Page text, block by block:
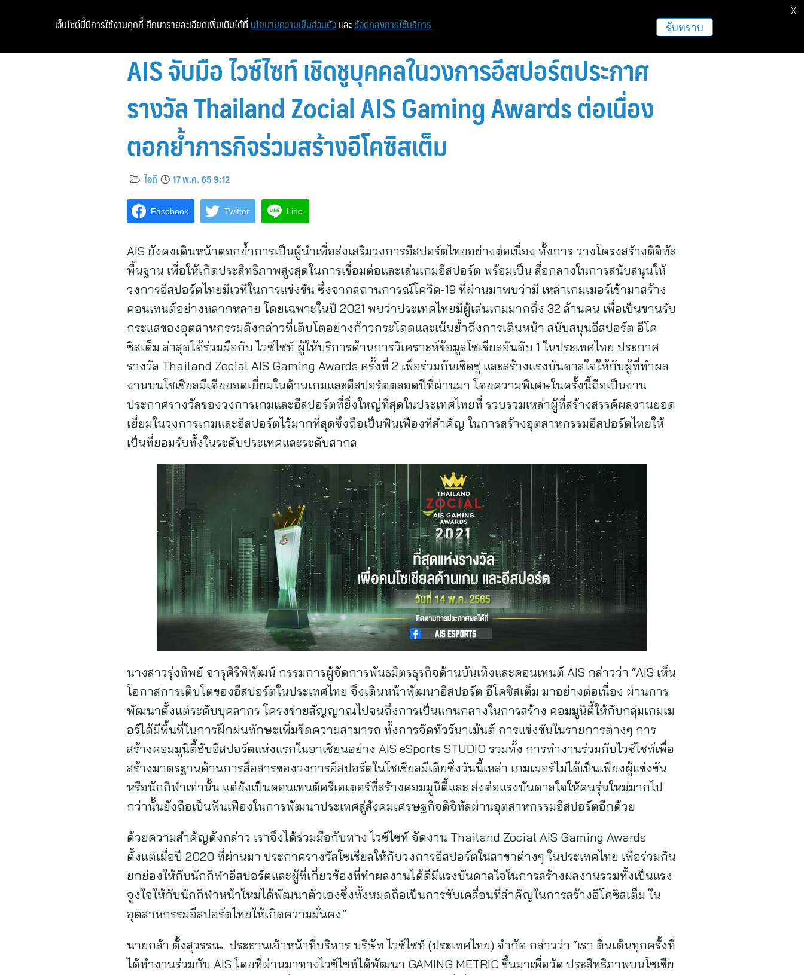
หน้าแรก ท่องเที่ยว ฝากข่าวประชาสัมพันธ์
AIS จับมือ ไวซ์ไซท์ เชิดชูบุคคลในวงการอีสปอร์ตประกาศ
รางวัล Thailand Zocial AIS Gaming Awards ต่อเนื่อง
ตอกย้ำภารกิจร่วมสร้างอีโคซิสเต็ม
ไอที 17 พ.ค. 65 9:12
Facebook Twitter Line
AIS ยังคงเดินหน้าตอกย้ำการเป็นผู้นำเพื่อส่งเสริมวงการอีสปอร์ตไทยอย่างต่อเนื่อง ทั้งการ วางโครงสร้างดิจิทัล
พื้นฐาน เพื่อให้เกิดประสิทธิภาพสูงสุดในการเชื่อมต่อและเล่นเกมอีสปอร์ต พร้อมเป็น สื่อกลางในการสนับสนุนให้
วงการอีสปอร์ตไทยมีเวทีในการแข่งขัน ซึ่งจากสถานการณ์โควิด-19 ที่ผ่านมาพบว่ามี เหล่าเกมเมอร์เข้ามาสร้าง
คอนเทนต์อย่างหลากหลาย โดยเฉพาะในปี 2021 พบว่าประเทศไทยมีผู้เล่นเกมมากถึง 32 ล้านคน เพื่อเป็นขานรับ
กระแสของอุตสาหกรรมดังกล่าวที่เติบโตอย่างก้าวกระโดดและเน้นย้ำถึงการเดินหน้า สนับสนุนอีสปอร์ต อีโค
ซิสเต็ม ล่าสุดได้ร่วมมือกับ ไวซ์ไซท์ ผู้ให้บริการด้านการวิเคราะห์ข้อมูลโซเชียลอันดับ 1 ในประเทศไทย ประกาศ
รางวัล Thailand Zocial AIS Gaming Awards ครั้งที่ 2 เพื่อร่วมกันเชิดชู และสร้างแรงบันดาลใจให้กับผู้ที่ทำผล
งานบนโซเชียลมีเดียยอดเยี่ยมในด้านเกมและอีสปอร์ตตลอดปีที่ผ่านมา โดยความพิเศษในครั้งนี้ถือเป็นงาน
ประกาศรางวัลของวงการเกมและอีสปอร์ตที่ยิ่งใหญ่ที่สุดในประเทศไทยที่ รวบรวมเหล่าผู้ที่สร้างสรรค์ผลงานยอด
เยี่ยมในวงการเกมและอีสปอร์ตไว้มากที่สุดซึ่งถือเป็นฟันเฟืองที่สำคัญ ในการสร้างอุตสาหกรรมอีสปอร์ตไทยให้
เป็นที่ยอมรับทั้งในระดับประเทศและระดับสากล
นางสาวรุ่งทิพย์ จารุศิริพิพัฒน์ กรรมการผู้จัดการพันธมิตรธุรกิจด้านบันเทิงและคอนเทนต์ AIS กล่าวว่า “AIS เห็น
โอกาสการเติบโตของอีสปอร์ตในประเทศไทย จึงเดินหน้าพัฒนาอีสปอร์ต อีโคซิสเต็ม มาอย่างต่อเนื่อง ผ่านการ
พัฒนาตั้งแต่ระดับบุคลากร โครงข่ายสัญญาณไปจนถึงการเป็นแกนกลางในการสร้าง คอมมูนิตี้ให้กับกลุ่มเกมเม
อร์ได้มีพื้นที่ในการฝึกฝนทักษะเพิ่มขีดความสามารถ ทั้งการจัดทัวร์นาเม้นต์ การแข่งขันในรายการต่างๆ การ
สร้างคอมมูนิตี้ฮับอีสปอร์ตแห่งแรกในอาเซียนอย่าง AIS eSports STUDIO รวมทั้ง การทำงานร่วมกับไวซ์ไซท์เพื่อ
สร้างมาตรฐานด้านการสื่อสารของวงการอีสปอร์ตในโซเชียลมีเดียซึ่งวันนี้เหล่า เกมเมอร์ไม่ได้เป็นเพียงผู้แข่งขัน
หรือนักกีฬาเท่านั้น แต่ยังเป็นคอนเทนต์ครีเอเตอร์ที่สร้างคอมมูนิตี้และ ส่งต่อแรงบันดาลใจให้คนรุ่นใหม่มากไป
กว่านั้นยังถือเป็นฟันเฟืองในการพัฒนาประเทศสู่สังคมเศรษฐกิจดิจิทัลผ่านอุตสาหกรรมอีสปอร์ตอีกด้วย
ด้วยความสำคัญดังกล่าว เราจึงได้ร่วมมือกับทาง ไวซ์ไซท์ จัดงาน Thailand Zocial AIS Gaming Awards
ตั้งแต่เมื่อปี 2020 ที่ผ่านมา ประกาศรางวัลโซเชียลให้กับวงการอีสปอร์ตในสาขาต่างๆ ในประเทศไทย เพื่อร่วมกัน
ยกย่องให้กับนักกีฬาอีสปอร์ตและผู้ที่เกี่ยวข้องที่ทำผลงานได้ดีมีแรงบันดาลใจในการสร้างผลงานรวมทั้งเป็นแรง
จูงใจให้กับนักกีฬาหน้าใหม่ได้พัฒนาตัวเองซึ่งทั้งหมดถือเป็นการขับเคลื่อนที่สำคัญในการสร้างอีโคซิสเต็ม ใน
อุตสาหกรรมอีสปอร์ตไทยให้เกิดความมั่นคง”
นายกล้า ตั้งสุวรรณ ประธานเจ้าหน้าที่บริหาร บริษัท ไวซ์ไซท์ (ประเทศไทย) จำกัด กล่าวว่า “เรา ตื่นเต้นทุกครั้งที่
ได้ทำงานร่วมกับ AIS โดยที่ผ่านมาทางไวซ์ไซท์ได้พัฒนา GAMING METRIC ขึ้นมาเพื่อวัด ประสิทธิภาพบนโซเชีย
เว็บไซต์นี้มีการใช้งานคุกกี้ ศึกษารายละเอียดเพิ่มเติมได้ที่ นโยบายความเป็นส่วนตัว และ ข้อตกลงการใช้บริการ รับทราบ
X